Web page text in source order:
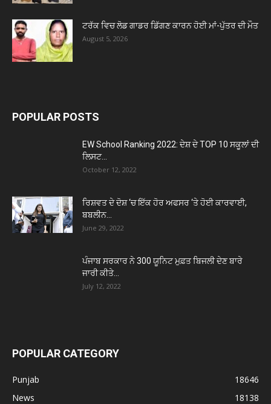
ਟਰੱਕ ਵਿਚ ਲੋਡ ਗਾਡਰ ਡਿੱਗਣ ਕਾਰਨ ਹੋਈ ਮਾਂ-ਪੁੱਤਰ ਦੀ ਮੌਤ
August 5, 2026
POPULAR POSTS
EW School Ranking 2022: ਦੇਸ਼ ਦੇ TOP 10 ਸਕੂਲਾਂ ਦੀ
ਲਿਸਟ...
October 12, 2022
ਰਿਸ਼ਵਤ ਦੇ ਦੋਸ਼ ‘ਚ ਇੱਕ ਹੋਰ ਅਫਸਰ ‘ਤੇ ਹੋਈ ਕਾਰਵਾਈ,
ਬਬਲੀਨ...
June 29, 2022
ਪੰਜਾਬ ਸਰਕਾਰ ਨੇ 300 ਯੂਨਿਟ ਮੁਫ਼ਤ ਬਿਜਲੀ ਦੇਣ ਬਾਰੇ
ਜਾਰੀ ਕੀਤੇ...
July 12, 2022
POPULAR CATEGORY
Punjab
18646
News
18138